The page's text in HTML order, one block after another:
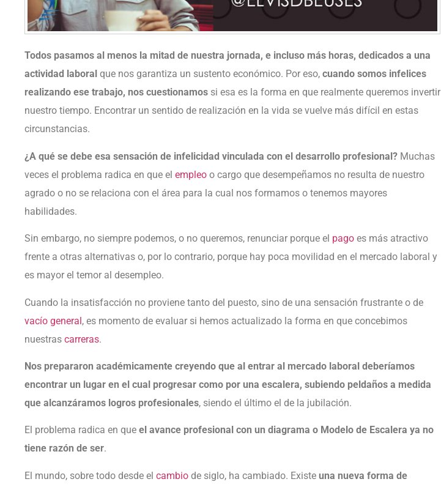
Todos pasamos al menos la mitad de nuestra jornada, e incluso más horas, dedicados a una
actividad laboral que nos garantiza un sustento económico. Por eso, cuando somos infelices
realizando ese trabajo, nos cuestionamos si esa es la forma en que realmente queremos invertir
nuestro tiempo. Encontrar un sentido de realización en la vida se vuelve más difícil en estas
circunstancias.
¿A qué se debe esa sensación de infelicidad vinculada con el desarrollo profesional? Muchas
veces el problema radica en que el empleo o cargo que desempeñamos no resulta de nuestro
agrado o no se relaciona con el área para la cual nos formamos o tenemos mayores
habilidades.
Sin embargo, no siempre podemos, o no queremos, renunciar porque el pago es más atractivo
frente a otras alternativas o, por lo contrario, porque hay poca movilidad en el mercado laboral y
es mayor el temor al desempleo.
Cuando la insatisfacción no proviene tanto del puesto, sino de una sensación frustrante o de
vacío general, es momento de evaluar si hemos actualizado la forma en que concebimos
nuestras carreras.
Nos prepararon académicamente creyendo que al entrar al mercado laboral deberíamos
encontrar un lugar en el cual progresar como por una escalera, subiendo peldaños a medida
que alcanzáramos logros profesionales, siendo el último el de la jubilación.
El problema radica en que el avance profesional con un diagrama o Modelo de Escalera ya no
tiene razón de ser.
El mundo, sobre todo desde el cambio de siglo, ha cambiado. Existe una nueva forma de